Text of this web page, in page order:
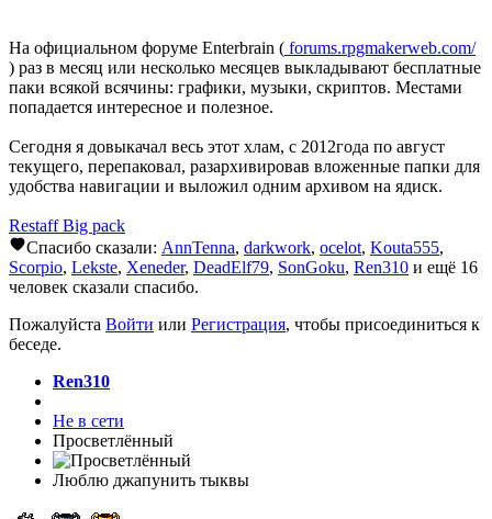
На официальном форуме Enterbrain ( forums.rpgmakerweb.com/
) раз в месяц или несколько месяцев выкладывают бесплатные
паки всякой всячины: графики, музыки, скриптов. Местами
попадается интересное и полезное.
Сегодня я довыкачал весь этот хлам, с 2012года по август
текущего, перепаковал, разархивировав вложенные папки для
удобства навигации и выложил одним архивом на ядиск.
Restaff Big pack
Спасибо сказали: AnnTenna, darkwork, ocelot, Kouta555,
Scorpio, Lekste, Xeneder, DeadElf79, SonGoku, Ren310 и ещё 16
человек сказали спасибо.
Пожалуйста Войти или Регистрация, чтобы присоединиться к
беседе.
Ren310
Не в сети
Просветлённый
Люблю джапунить тыквы